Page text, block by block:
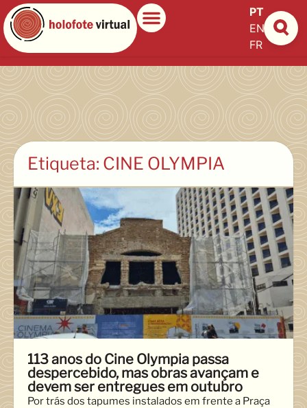
PT
EN
ES
FR
Etiqueta: CINE OLYMPIA
113 anos do Cine Olympia passa
despercebido, mas obras avançam e
devem ser entregues em outubro
Por trás dos tapumes instalados em frente a Praça